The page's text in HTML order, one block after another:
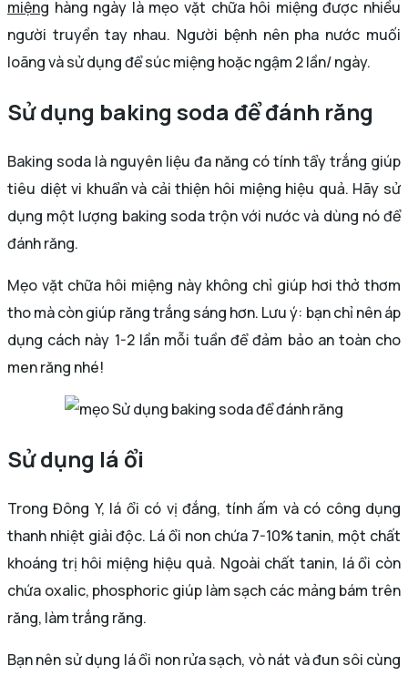
miệng hàng ngày là mẹo vặt chữa hôi miệng được nhiều
người truyền tay nhau. Người bệnh nên pha nước muối
loãng và sử dụng để súc miệng hoặc ngậm 2 lần/ ngày.
Sử dụng baking soda để đánh răng
Baking soda là nguyên liệu đa năng có tính tẩy trắng giúp
tiêu diệt vi khuẩn và cải thiện hôi miệng hiệu quả. Hãy sử
dụng một lượng baking soda trộn với nước và dùng nó để
đánh răng.
Mẹo vặt chữa hôi miệng này không chỉ giúp hơi thở thơm
tho mà còn giúp răng trắng sáng hơn. Lưu ý: bạn chỉ nên áp
dụng cách này 1-2 lần mỗi tuần để đảm bảo an toàn cho
men răng nhé!
Sử dụng baking soda để đánh răng
Sử dụng lá ổi
Trong Đông Y, lá ổi có vị đắng, tính ấm và có công dụng
thanh nhiệt giải độc. Lá ổi non chứa 7-10% tanin, một chất
khoáng trị hôi miệng hiệu quả. Ngoài chất tanin, lá ổi còn
chứa oxalic, phosphoric giúp làm sạch các mảng bám trên
răng, làm trắng răng.
Bạn nên sử dụng lá ổi non rửa sạch, vò nát và đun sôi cùng